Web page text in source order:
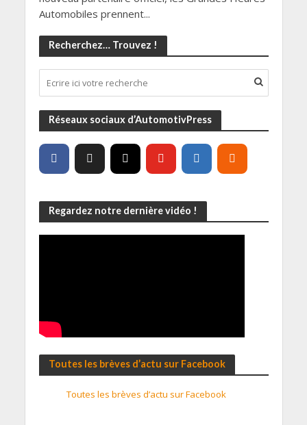
Automobiles prennent...
Recherchez… Trouvez !
Réseaux sociaux d’AutomotivPress
Regardez notre dernière vidéo !
Toutes les brèves d’actu sur Facebook
Toutes les brèves d’actu sur Facebook